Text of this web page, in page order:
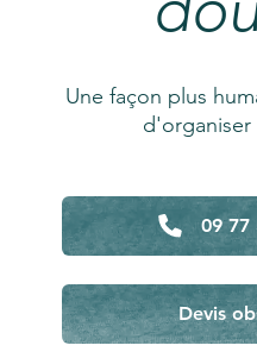
Une façon plus
d'organiser
09 77
Devis